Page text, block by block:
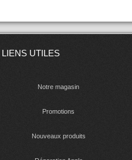
LIENS UTILES
Notre magasin
Promotions
Nouveaux produits